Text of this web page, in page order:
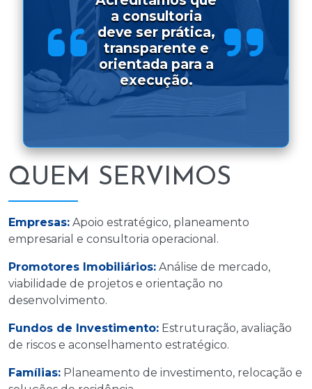
a consultoria
deve ser prática,
transparente e
orientada para a
execução.
QUEM SERVIMOS
Empresas: Apoio estratégico, planeamento
empresarial e consultoria operacional.
Promotores Imobiliários: Análise de mercado,
viabilidade de projetos e orientação no
desenvolvimento.
Fundos de Investimento: Estruturação, avaliação
de riscos e aconselhamento estratégico.
Famílias: Planeamento de investimento, relocação e